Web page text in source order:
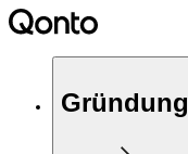
Gründung